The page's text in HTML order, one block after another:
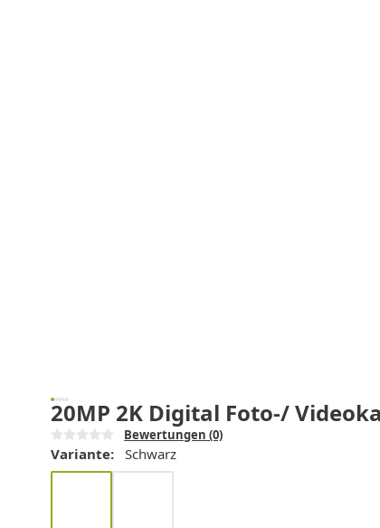
20MP 2K Digital Foto-/
Bewertungen (0)
Variante: Schwarz